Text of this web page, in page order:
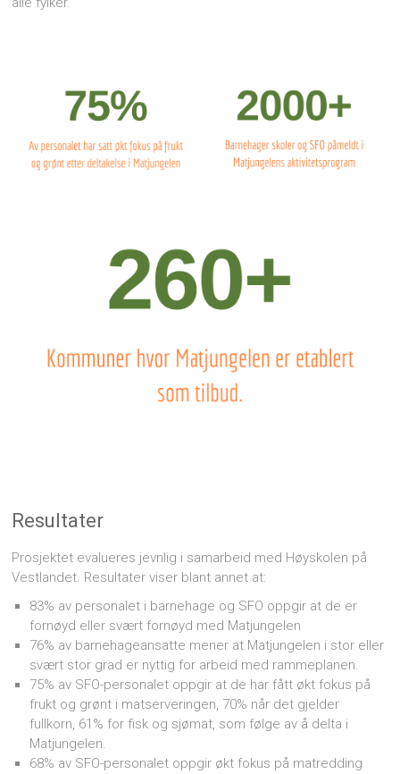
Resultater
Prosjektet evalueres jevnlig i samarbeid med Høyskolen på
Vestlandet. Resultater viser blant annet at:
83% av personalet i barnehage og SFO oppgir at de er
fornøyd eller svært fornøyd med Matjungelen
76% av barnehageansatte mener at Matjungelen i stor eller
svært stor grad er nyttig for arbeid med rammeplanen.
75% av SFO-personalet oppgir at de har fått økt fokus på
frukt og grønt i matserveringen, 70% når det gjelder
fullkorn, 61% for fisk og sjømat, som følge av å delta i
Matjungelen.
68% av SFO-personalet oppgir økt fokus på matredding